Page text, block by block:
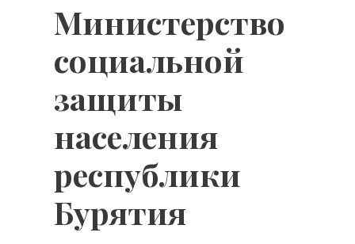
Министерство
социальной
защиты
населения
республики
Бурятия